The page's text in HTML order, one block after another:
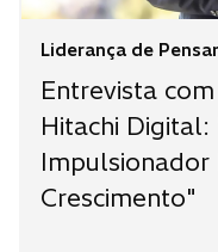
Liderança de
Entrevista
Hitachi
Crescimento"